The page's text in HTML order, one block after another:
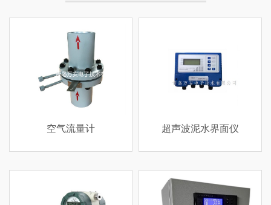
空气流量计 超声波泥水界面仪